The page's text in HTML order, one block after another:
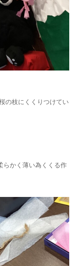
の枝にくくりつけてい
らかく薄い為くくる作